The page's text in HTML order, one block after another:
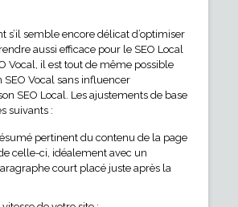
s’il semble encore délicat d’optimiser
aussi efficace pour le SEO Local
Vocal, il est tout de même possible
SEO Vocal sans influencer
SEO Local. Les ajustements de base
suivants :
pertinent du contenu de la page
celle-ci, idéalement avec un
court placé juste après la